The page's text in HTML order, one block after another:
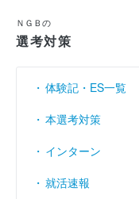
売上伸び率
営業利益率 （％）
経常利益率 （％）
ＮＧＢの
選考対策
体験記・ES一覧
本選考対策
インターン
就活速報